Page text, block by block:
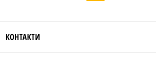
КОНТАКТИ